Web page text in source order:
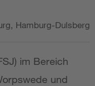
Hamburg-Dulsberg
im Bereich
und